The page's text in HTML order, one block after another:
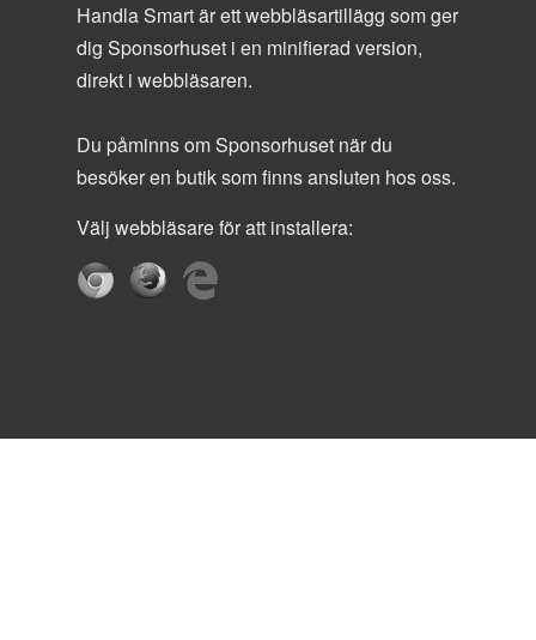
Handla Smart är ett webbläsartillägg som ger
dig Sponsorhuset i en minifierad version,
direkt i webbläsaren.
Du påminns om Sponsorhuset när du
besöker en butik som finns ansluten hos oss.
Välj webbläsare för att installera: